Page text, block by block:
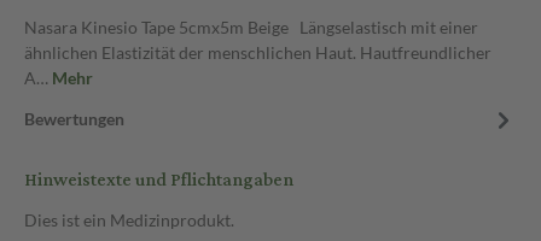
Nasara Kinesio Tape 5cmx5m Beige Längselastisch mit einer
ähnlichen Elastizität der menschlichen Haut. Hautfreundlicher
A… Mehr
Bewertungen
Hinweistexte und Pflichtangaben
Dies ist ein Medizinprodukt.